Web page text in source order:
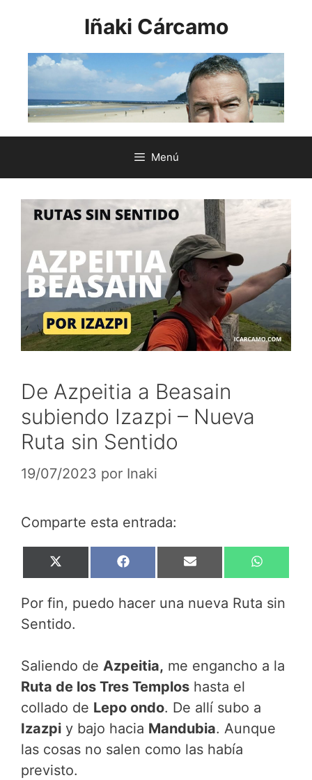
contenido
Iñaki Cárcamo
Menú
De Azpeitia a Beasain
subiendo Izazpi – Nueva
Ruta sin Sentido
19/07/2023 por Inaki
Comparte esta entrada:
Compartir
en
(
w
i
t
e
r
)
Compartir
en
a
e
k
Compartir
en
m
i
en
h
t
p
Por fin, puedo hacer una nueva Ruta sin
Sentido.
Saliendo de Azpeitia, me engancho a la
Ruta de los Tres Templos hasta el
collado de Lepo ondo. De allí subo a
Izazpi y bajo hacia Mandubia. Aunque
las cosas no salen como las había
previsto.